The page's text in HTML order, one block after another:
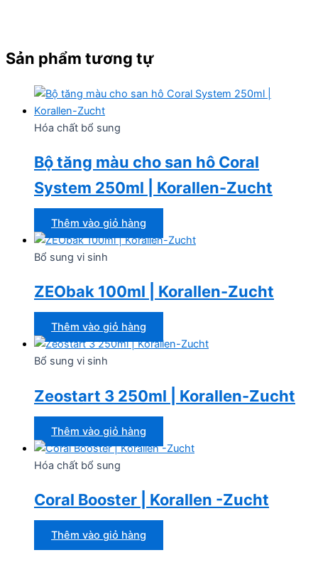
Sản phẩm tương tự
Hóa chất bổ sung
Bộ tăng màu cho san hô Coral
System 250ml | Korallen-Zucht
Thêm vào giỏ hàng
Bổ sung vi sinh
ZEObak 100ml | Korallen-Zucht
Thêm vào giỏ hàng
Bổ sung vi sinh
Zeostart 3 250ml | Korallen-Zucht
Thêm vào giỏ hàng
Hóa chất bổ sung
Coral Booster | Korallen -Zucht
Thêm vào giỏ hàng